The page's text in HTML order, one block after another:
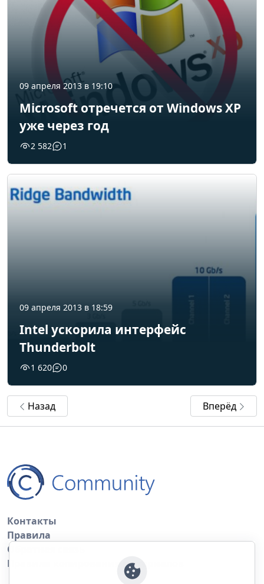
09 апреля 2013 в 19:10
Microsoft отречется от Windows XP
уже через год
2 582 1
09 апреля 2013 в 18:59
Intel ускорила интерфейс
Thunderbolt
1 620 0
Назад Вперёд
Контакты
Правила
Обратная связь
Правила копирования материалов